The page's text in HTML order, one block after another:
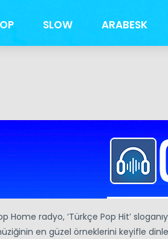
SLOW ARABESK
Home radyo, ‘Türkçe Pop Hit’
en güzel örneklerini keyifle